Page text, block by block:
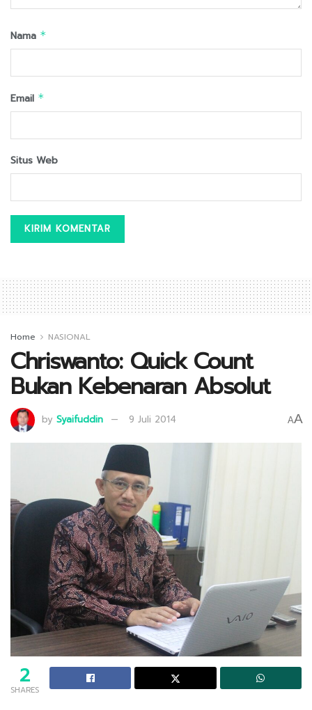
Nama *
Email *
Situs Web
Home NASIONAL
Chriswanto: Quick Count
Bukan Kebenaran Absolut
by Syaifuddin 9 Juli 2014 AA
2
SHARES